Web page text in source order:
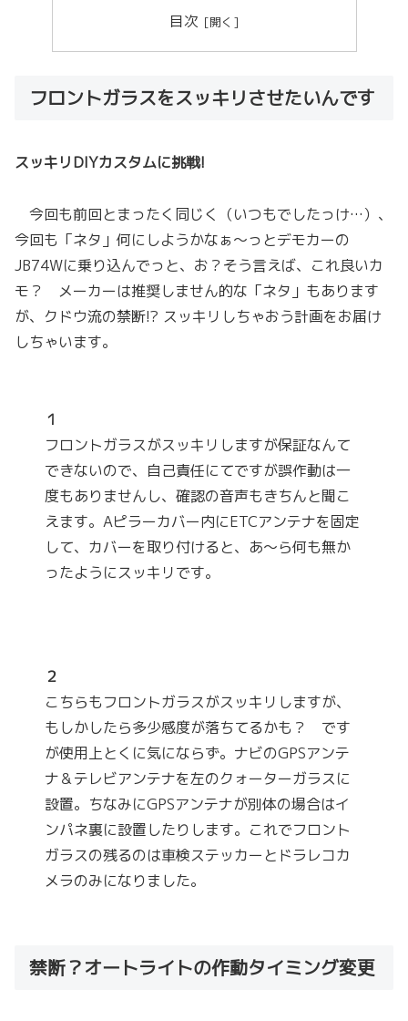
目次
フロントガラスをスッキリさせたいんです
スッキリDIYカスタムに挑戦!
今回も前回とまったく同じく（いつもでしたっけ…）、
今回も「ネタ」何にしようかなぁ～っとデモカーの
JB74Wに乗り込んでっと、お？そう言えば、これ良いカ
モ？ メーカーは推奨しません的な「ネタ」もあります
が、クドウ流の禁断!? スッキリしちゃおう計画をお届け
しちゃいます。
１
フロントガラスがスッキリしますが保証なんて
できないので、自己責任にてですが誤作動は一
度もありませんし、確認の音声もきちんと聞こ
えます。Aピラーカバー内にETCアンテナを固定
して、カバーを取り付けると、あ～ら何も無か
ったようにスッキリです。
２
こちらもフロントガラスがスッキリしますが、
もしかしたら多少感度が落ちてるかも？ です
が使用上とくに気にならず。ナビのGPSアンテ
ナ＆テレビアンテナを左のクォーターガラスに
設置。ちなみにGPSアンテナが別体の場合はイ
ンパネ裏に設置したりします。これでフロント
ガラスの残るのは車検ステッカーとドラレコカ
メラのみになりました。
禁断？オートライトの作動タイミング変更